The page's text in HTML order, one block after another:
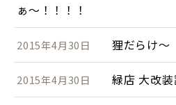
ぁ～！！！！
2015年4月30日 狸だらけ～
2015年4月30日 緑店 大改装